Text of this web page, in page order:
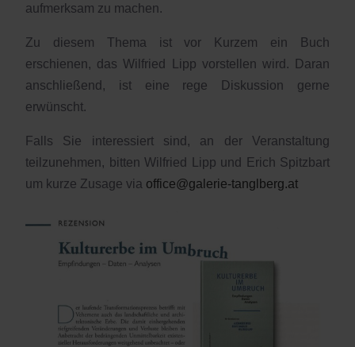
aufmerksam zu machen.
Zu diesem Thema ist vor Kurzem ein Buch
erschienen, das Wilfried Lipp vorstellen wird. Daran
anschließend, ist eine rege Diskussion gerne
erwünscht.
Falls Sie interessiert sind, an der Veranstaltung
teilzunehmen, bitten Wilfried Lipp und Erich Spitzbart
um kurze Zusage via office@galerie-tanglberg.at